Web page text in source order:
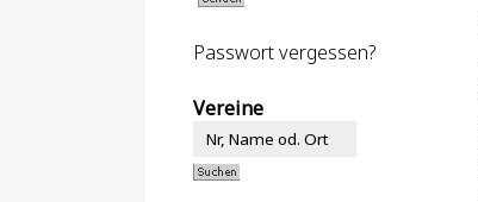
Passwort vergessen?
Vereine